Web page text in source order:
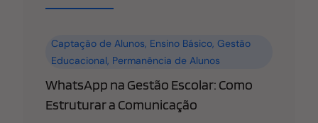
Captação de Alunos, Ensino Básico,Gestão
Educacional, Permanência de Alunos
WhatsApp na Gestão Escolar: Como
Estruturar a Comunicação